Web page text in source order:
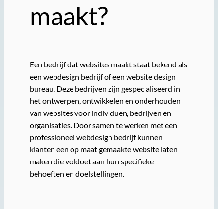
maakt?
Een bedrijf dat websites maakt staat bekend als
een webdesign bedrijf of een website design
bureau. Deze bedrijven zijn gespecialiseerd in
het ontwerpen, ontwikkelen en onderhouden
van websites voor individuen, bedrijven en
organisaties. Door samen te werken met een
professioneel webdesign bedrijf kunnen
klanten een op maat gemaakte website laten
maken die voldoet aan hun specifieke
behoeften en doelstellingen.